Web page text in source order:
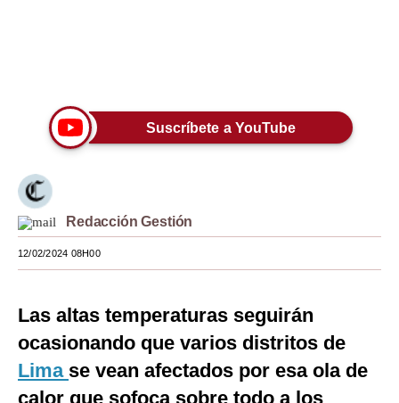
Pregunta de hoy
Tendencias
Lujo
Estilos
Mundo
Suscríbete a YouTube
Redacción Gestión
12/02/2024 08H00
Las altas temperaturas seguirán
ocasionando que varios distritos de
Lima se vean afectados por esa ola de
calor que sofoca sobre todo a los